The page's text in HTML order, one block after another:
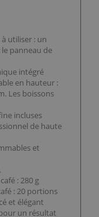
utiliser : un
panneau de
intégré
en hauteur :
Les boissons
incluses
de haute
et
: 280 g
: 20 portions
et élégant
pour un résultat